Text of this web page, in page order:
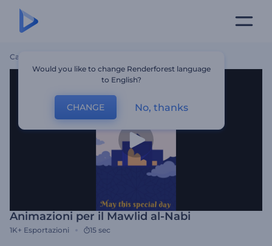
Casa
Animazioni per il Mawlid al-Nabi
1K+ Esportazioni 15 sec
Would you like to change Renderforest language
to English?
CHANGE No, thanks